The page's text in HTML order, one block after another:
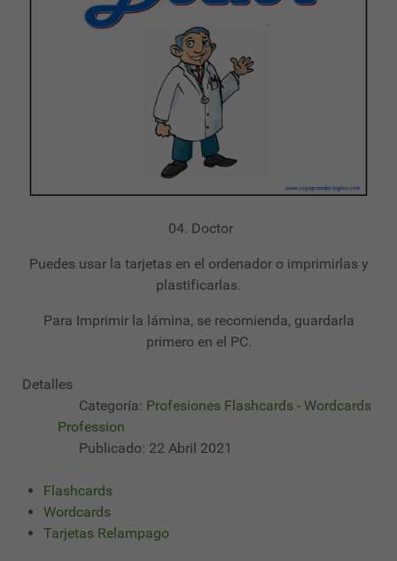
04. Doctor
Puedes usar la tarjetas en el ordenador o imprimirlas y
plastificarlas.
Para Imprimir la lámina, se recomienda, guardarla
primero en el PC.
Detalles
Categoría: Profesiones Flashcards - Wordcards
Profession
Publicado: 22 Abril 2021
Flashcards
Wordcards
Tarjetas Relampago